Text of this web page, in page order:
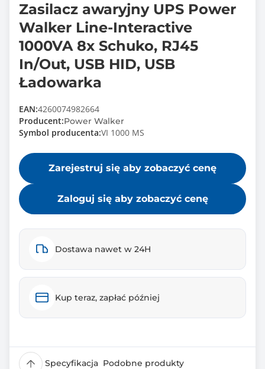
Zasilacz awaryjny UPS Power
Walker Line-Interactive
1000VA 8x Schuko, RJ45
In/Out, USB HID, USB
Ładowarka
EAN:4260074982664
Producent:Power Walker
Symbol producenta:VI 1000 MS
Zarejestruj się aby zobaczyć cenę
Zaloguj się aby zobaczyć cenę
Dostawa nawet w 24H
Kup teraz, zapłać później
Specyfikacja Podobne produkty